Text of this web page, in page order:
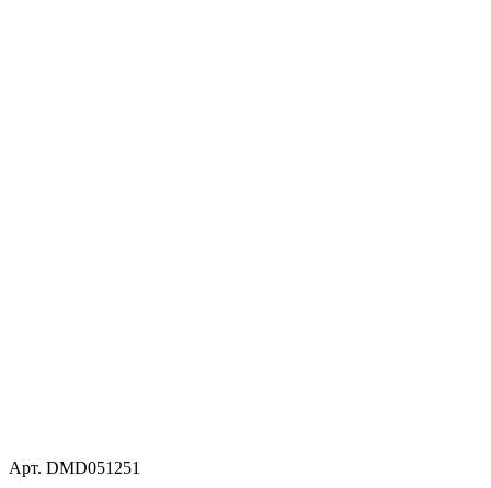
Арт. DMD051251